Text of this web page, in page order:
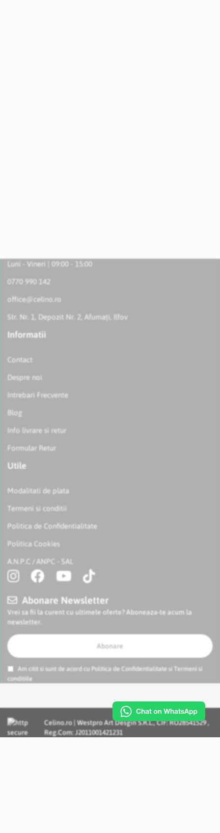
Luni - Vineri | 09:00 - 15:00
0770 990 142
office@celino.ro
Str. Nr. 1, Depozit Nr. 2, Afumați, Ilfov
Informatii
Contact
Despre noi
Intrebari Frecvente
Blog
Info livrare si retur
Formular Retur
Utile
Modalitati de plata
Termeni si conditii
Politica de Confidentialitate
Politica Cookies
A.N.P.C / ANPC - SAL
Abonare Newsletter
Vrei sa fii la curent cu ultimele oferte? Aboneaza-te acum la
newsletter.
Abonare
Am citit si sunt de acord cu Politica de Confidentialitate si
Termeni si
conditiile
Celino.ro | Westpro Art Desgin S.R.L., CIF: RO28541529 ,
Reg.Com: J2011001421231